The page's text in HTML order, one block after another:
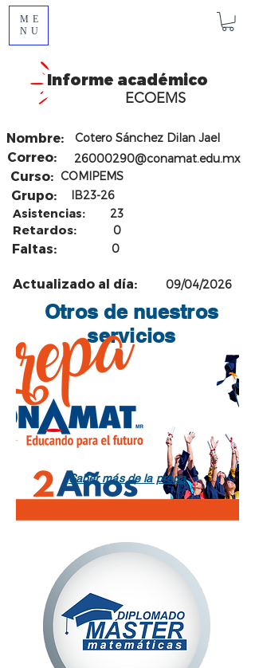
ME
NU
Informe académico
ECOEMS
Nombre: Cotero Sánchez Dilan Jael
Correo: 26000290@conamat.edu.mx
Curso: COMIPEMS
Grupo:
IB23-26
Asistencias:
23
Retardos: 0
Faltas: 0
Actualizado al día: 09/04/2026
Otros de nuestros
servicios
Saber más de la prepa